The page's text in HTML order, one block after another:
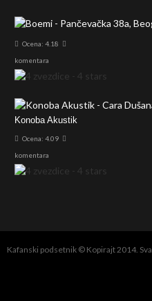
Ocena: 4.18
komentara
Konoba Akustik
Ocena: 4.09
komentara
Kafanski podsetnik © Kopirajt 2014.